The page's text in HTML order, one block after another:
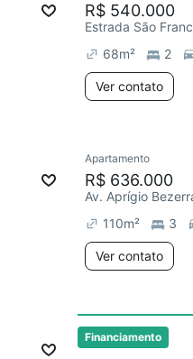
Financiamento
R$ 540.000
68m² 2
Ver contato
Apartamento
R$ 636.000
110m² 3
Ver contato